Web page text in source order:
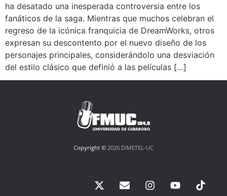
ha desatado una inesperada controversia entre los
fanáticos de la saga. Mientras que muchos celebran el
regreso de la icónica franquicia de DreamWorks, otros
expresan su descontento por el nuevo diseño de los
personajes principales, considerándolo una desviación
del estilo clásico que definió a las películas […]
Copyright © 2026 DIMETEL-UC